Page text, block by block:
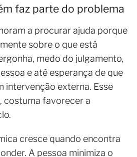
faz parte do problema
a procurar ajuda porque
sobre o que está
medo do julgamento,
e até esperança de que
intervenção externa. Esse
costuma favorecer a
cresce quando encontra
A pessoa minimiza o